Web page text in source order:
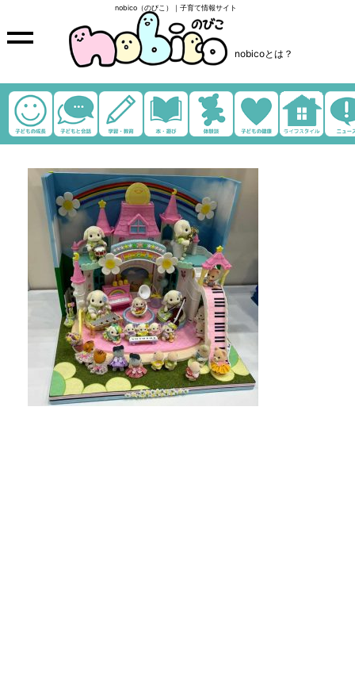
nobico（のびこ）｜子育て情報サイト
nobicoとは？